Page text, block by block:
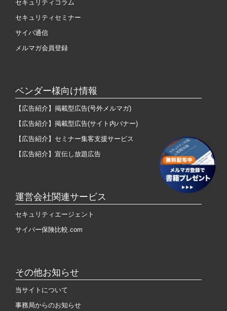
セキュリティコラム
セキュリティセミナー
サイバ通信
メルマガ会員登録
ベンダー様向け情報
【広告紹介】掲載型広告(号外メルマガ)
【広告紹介】掲載型広告(サイト内バナー)
【広告紹介】セミナー集客支援サービス
【広告紹介】宣伝し放題広告
運営会社関連サービス
セキュリティエージェント
サイバー保険比較.com
その他お知らせ
当サイトについて
事務局からのお知らせ